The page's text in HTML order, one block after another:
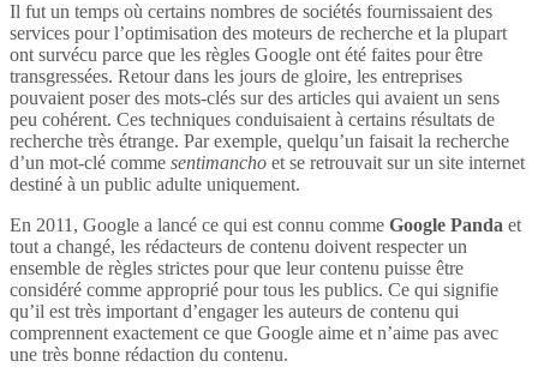
Il fut un temps où certains nombres de sociétés fournissaient des
services pour l’optimisation des moteurs de recherche et la plupart
ont survécu parce que les règles Google ont été faites pour être
transgressées. Retour dans les jours de gloire, les entreprises
pouvaient poser des mots-clés sur des articles qui avaient un sens
peu cohérent. Ces techniques conduisaient à certains résultats de
recherche très étrange. Par exemple, quelqu’un faisait la recherche
d’un mot-clé comme sentimancho et se retrouvait sur un site internet
destiné à un public adulte uniquement.
En 2011, Google a lancé ce qui est connu comme Google Panda et
tout a changé, les rédacteurs de contenu doivent respecter un
ensemble de règles strictes pour que leur contenu puisse être
considéré comme approprié pour tous les publics. Ce qui signifie
qu’il est très important d’engager les auteurs de contenu qui
comprennent exactement ce que Google aime et n’aime pas avec
une très bonne rédaction du contenu.